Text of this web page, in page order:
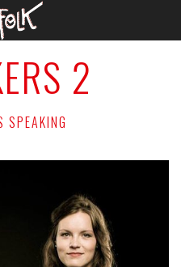
2
SPEAKING